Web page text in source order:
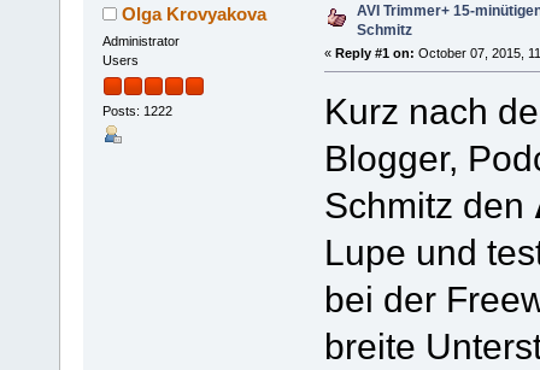
Olga Krovyakova
Administrator
Users
Posts: 1222
AVI Trimmer+ 15-
Schmitz
« Reply #1 on: October 07, 2015,
Kurz nach
Blogger,
Schmitz den
Lupe und
bei der
breite